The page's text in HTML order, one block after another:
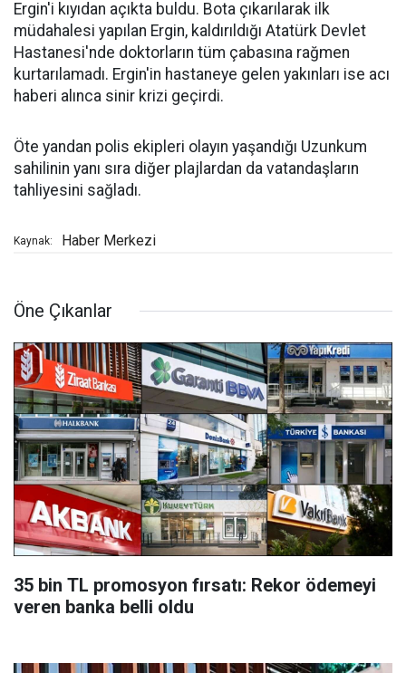
Ergin'i kıyıdan açıkta buldu. Bota çıkarılarak ilk
müdahalesi yapılan Ergin, kaldırıldığı Atatürk Devlet
Hastanesi'nde doktorların tüm çabasına rağmen
kurtarılamadı. Ergin'in hastaneye gelen yakınları ise acı
haberi alınca sinir krizi geçirdi.
Öte yandan polis ekipleri olayın yaşandığı Uzunkum
sahilinin yanı sıra diğer plajlardan da vatandaşların
tahliyesini sağladı.
Kaynak: Haber Merkezi
Öne Çıkanlar
35 bin TL promosyon fırsatı: Rekor ödemeyi
veren banka belli oldu